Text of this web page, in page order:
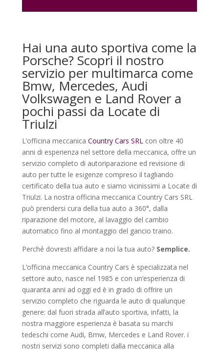
Hai una auto sportiva come la
Porsche? Scopri il nostro
servizio per multimarca come
Bmw, Mercedes, Audi
Volkswagen e Land Rover a
pochi passi da Locate di
Triulzi
L’officina meccanica Country Cars SRL con oltre 40
anni di esperienza nel settore della meccanica, offre un
servizio completo di autoriparazione ed revisione di
auto per tutte le esigenze compreso il tagliando
certificato della tua auto e siamo vicinissimi a Locate di
Triulzi. La nostra officina meccanica Country Cars SRL
può prendersi cura della tua auto a 360°, dalla
riparazione del motore, al lavaggio del cambio
automatico fino al montaggio del gancio traino.
Perché dovresti affidare a noi la tua auto? Semplice.
L’officina meccanica Country Cars è specializzata nel
settore auto, nasce nel 1985 e con un’esperienza di
quaranta anni ad oggi ed è in grado di offrire un
servizio completo che riguarda le auto di qualunque
genere: dal fuori strada all’auto sportiva, infatti, la
nostra maggiore esperienza è basata su marchi
tedeschi come Audi, Bmw, Mercedes e Land Rover. i
nostri servizi sono completi dalla meccanica alla